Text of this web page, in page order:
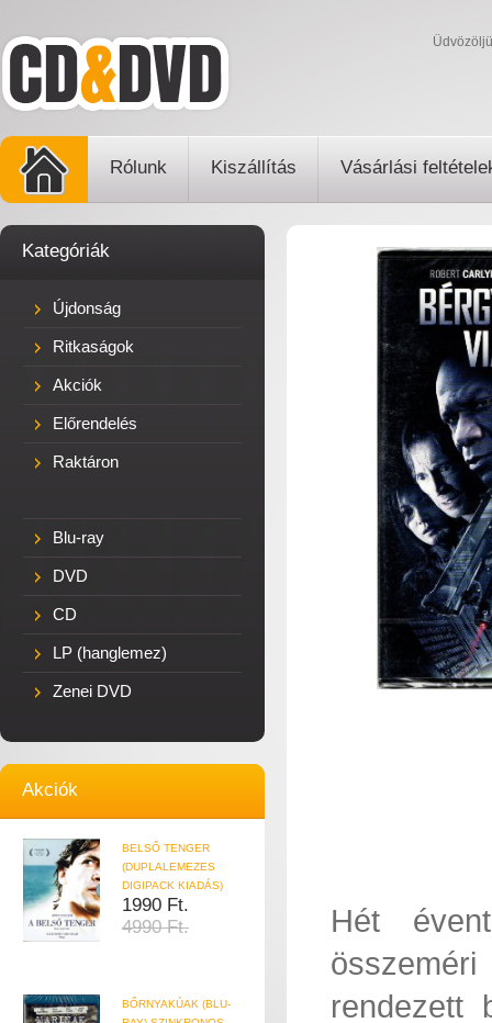
Rólunk Kiszállítás Vásárlási
Kategóriák
Újdonság
Ritkaságok
Akciók
Előrendelés
Raktáron
Blu-ray
DVD
CD
LP (hanglemez)
Zenei DVD
Akciók
BELSŐ TENGER
(DUPLALEMEZES
DIGIPACK KIADÁS)
1990 Ft.
4990 Ft.
BŐRNYAKÚAK (BLU-
Hét
rendezett